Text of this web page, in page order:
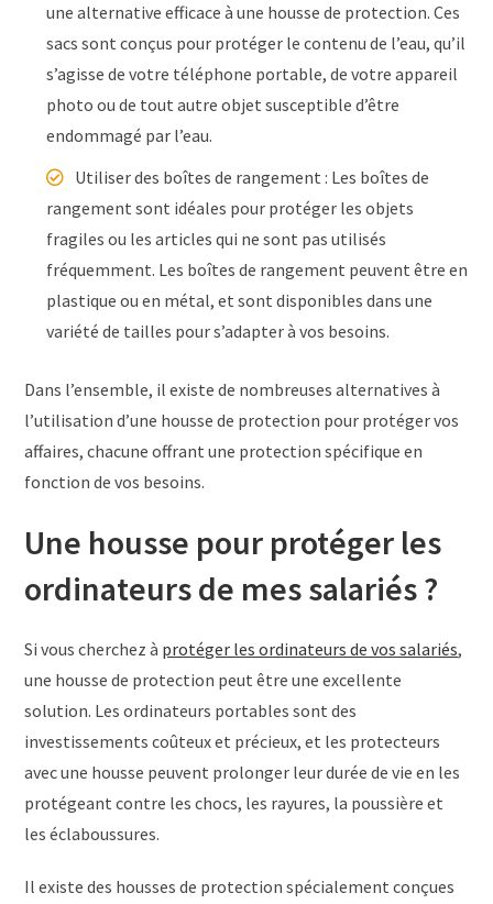
une alternative efficace à une housse de protection. Ces
sacs sont conçus pour protéger le contenu de l’eau, qu’il
s’agisse de votre téléphone portable, de votre appareil
photo ou de tout autre objet susceptible d’être
endommagé par l’eau.
Utiliser des boîtes de rangement : Les boîtes de
rangement sont idéales pour protéger les objets
fragiles ou les articles qui ne sont pas utilisés
fréquemment. Les boîtes de rangement peuvent être en
plastique ou en métal, et sont disponibles dans une
variété de tailles pour s’adapter à vos besoins.
Dans l’ensemble, il existe de nombreuses alternatives à
l’utilisation d’une housse de protection pour protéger vos
affaires, chacune offrant une protection spécifique en
fonction de vos besoins.
Une housse pour protéger les
ordinateurs de mes salariés ?
Si vous cherchez à protéger les ordinateurs de vos salariés,
une housse de protection peut être une excellente
solution. Les ordinateurs portables sont des
investissements coûteux et précieux, et les protecteurs
avec une housse peuvent prolonger leur durée de vie en les
protégeant contre les chocs, les rayures, la poussière et
les éclaboussures.
Il existe des housses de protection spécialement conçues